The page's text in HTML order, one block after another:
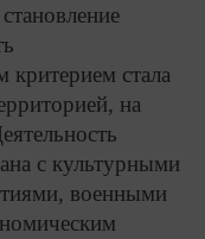
стала
на
с культурными
военными